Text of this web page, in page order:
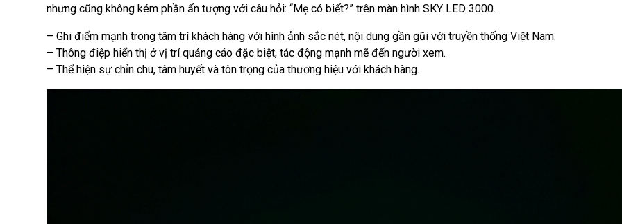
nhưng cũng không kém phần ấn tượng với câu hỏi: “Mẹ có biết?” trên màn hình SKY LED 3000.
– Ghi điểm mạnh trong tâm trí khách hàng với hình ảnh sắc nét, nội dung gần gũi với truyền thống Việt Nam.
– Thông điệp hiển thị ở vị trí quảng cáo đặc biệt, tác động mạnh mẽ đến người xem.
– Thể hiện sự chỉn chu, tâm huyết và tôn trọng của thương hiệu với khách hàng.